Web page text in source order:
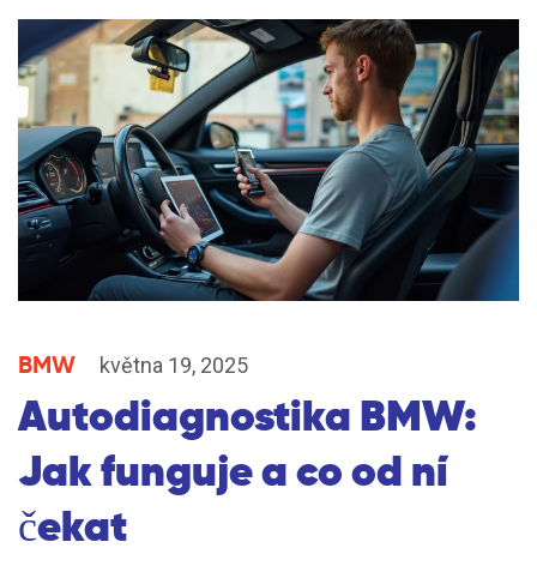
BMW května 19, 2025
Autodiagnostika BMW:
Jak funguje a co od ní
čekat